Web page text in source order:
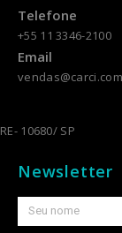
Telefone
+55 11 3346-2100
Email
RE- 10680/ SP
Newsletter